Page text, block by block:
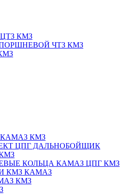
КМЗ
ЧТЗ КМЗ
КАМАЗ КМЗ
ЦПГ ДАЛЬНОБОЙЩИК
КОЛЬЦА КАМАЗ ЦПГ КМЗ
КМЗ КАМАЗ
КМЗ